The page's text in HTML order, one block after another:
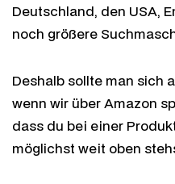
Deutschland, den USA,
noch größere
Deshalb sollte man sich
wenn wir über Amazon
dass du bei einer
möglichst weit oben